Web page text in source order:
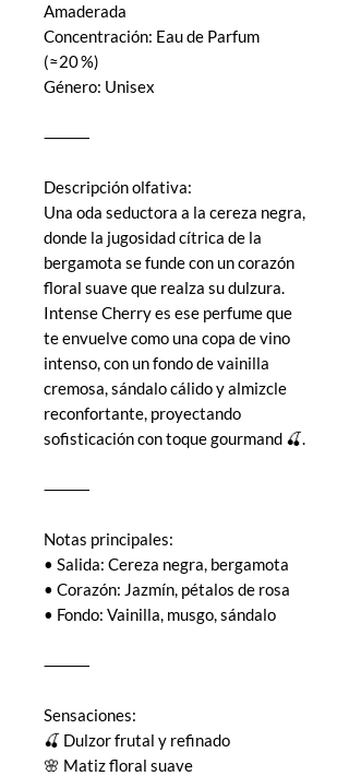
Amaderada
Concentración: Eau de Parfum
(≈20 %)
Género: Unisex
⸻
Descripción olfativa:
Una oda seductora a la cereza negra,
donde la jugosidad cítrica de la
bergamota se funde con un corazón
floral suave que realza su dulzura.
Intense Cherry es ese perfume que
te envuelve como una copa de vino
intenso, con un fondo de vainilla
cremosa, sándalo cálido y almizcle
reconfortante, proyectando
sofisticación con toque gourmand 🍒.
⸻
Notas principales:
• Salida: Cereza negra, bergamota
• Corazón: Jazmín, pétalos de rosa
• Fondo: Vainilla, musgo, sándalo
⸻
Sensaciones:
🍒 Dulzor frutal y refinado
🌸 Matiz floral suave